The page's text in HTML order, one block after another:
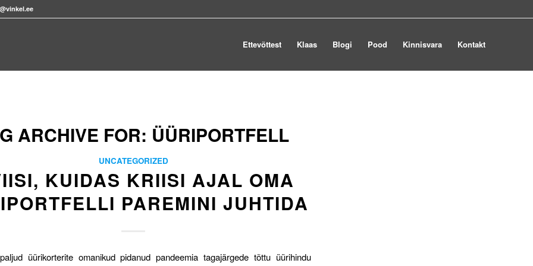
Ettevõttest Klaas Blogi Pood Kinnisvara Kontakt
ARCHIVE FOR: ÜÜRIPORTFELL
UNCATEGORIZED
KUIDAS KRIISI AJAL OMA
PAREMINI JUHTIDA
üürikorterite omanikud pidanud pandeemia tagajärgede tõttu üürihindu